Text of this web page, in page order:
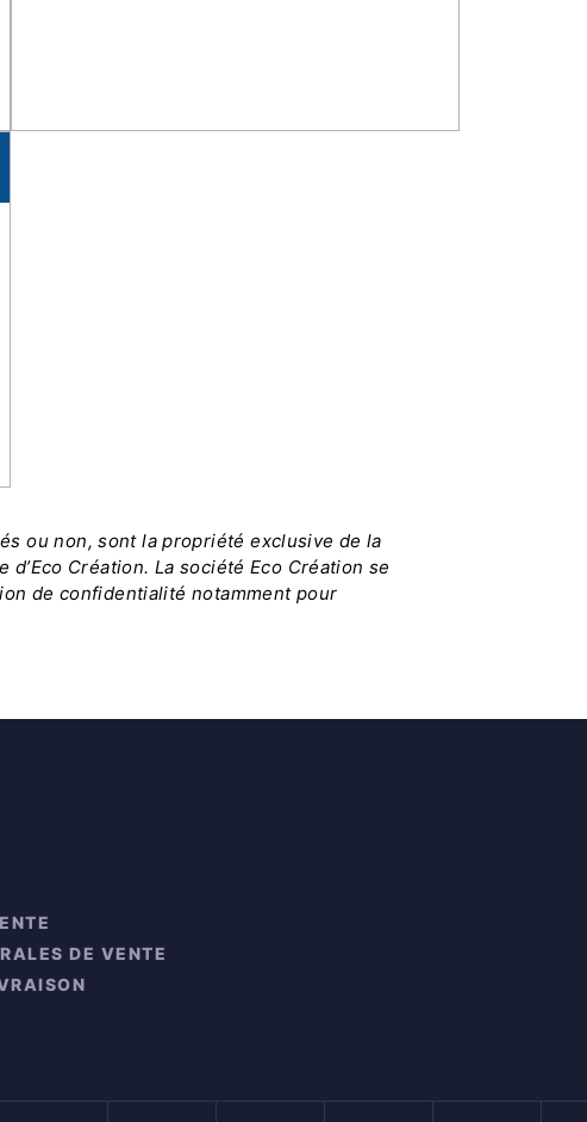
ou non, sont la propriété exclusive de la
Création. La société Eco Création se
de confidentialité notamment pour
DE VENTE